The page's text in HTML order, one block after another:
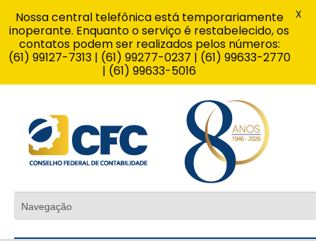
Nossa central telefônica está temporariamente
inoperante. Enquanto o serviço é restabelecido, os
contatos podem ser realizados pelos números:
(61) 99127-7313 | (61) 99277-0237 | (61) 99633-2770
| (61) 99633-5016
X